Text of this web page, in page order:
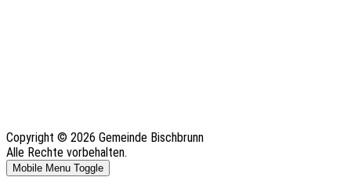
Copyright © 2026 Gemeinde Bischbrunn
Alle Rechte vorbehalten.
Mobile Menu Toggle